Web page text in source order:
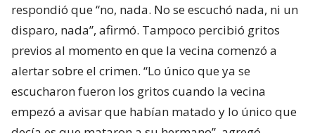
respondió que “no, nada. No se escuchó nada, ni un
disparo, nada”, afirmó. Tampoco percibió gritos
previos al momento en que la vecina comenzó a
alertar sobre el crimen. “Lo único que ya se
escucharon fueron los gritos cuando la vecina
empezó a avisar que habían matado y lo único que